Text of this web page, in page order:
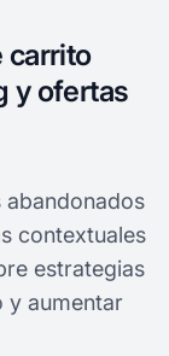
carrito
y ofertas
contextuales
estrategias
y aumentar